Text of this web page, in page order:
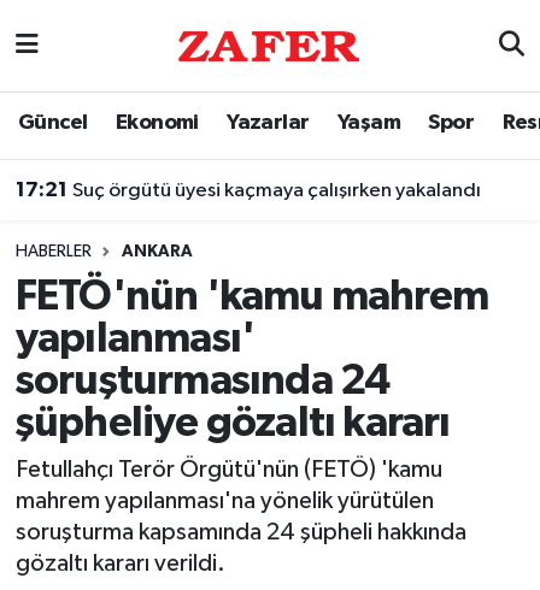
Güncel Ekonomi Yazarlar Yaşam Spor
17:21 Suç örgütü üyesi kaçmaya çalışırken yakalandı
HABERLER ANKARA
FETÖ'nün 'kamu mahrem
yapılanması'
soruşturmasında 24
şüpheliye gözaltı kararı
Fetullahçı Terör Örgütü'nün (FETÖ) 'kamu
mahrem yapılanması'na yönelik yürütülen
soruşturma kapsamında 24 şüpheli hakkında
gözaltı kararı verildi.
Nöbetçi Eczaneler
Trafik Durumu
Süper Lig Puan Durumu ve Fikstür
Tüm Manşetler
Son Dakika Haberleri
Haber Arşivi